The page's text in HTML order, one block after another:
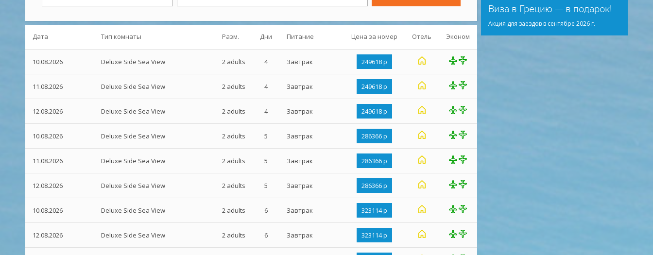
Дата Тип комнаты Разм. Дни Питание Цена за номер Отель Эконом
10.08.2026 Deluxe Side Sea View 2 adults 4 Завтрак 249618 р
11.08.2026 Deluxe Side Sea View 2 adults 4 Завтрак 249618 р
12.08.2026 Deluxe Side Sea View 2 adults 4 Завтрак 249618 р
10.08.2026 Deluxe Side Sea View 2 adults 5 Завтрак 286366 р
11.08.2026 Deluxe Side Sea View 2 adults 5 Завтрак 286366 р
12.08.2026 Deluxe Side Sea View 2 adults 5 Завтрак 286366 р
10.08.2026 Deluxe Side Sea View 2 adults 6 Завтрак 323114 р
12.08.2026 Deluxe Side Sea View 2 adults 6 Завтрак 323114 р
Виза в Грецию — в подарок!
Акция для заездов в сентябре 2026 г.